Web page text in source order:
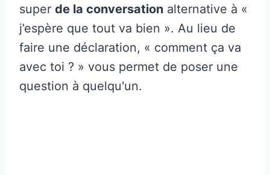
super de la conversation alternative à «
j’espère que tout va bien ». Au lieu de
faire une déclaration, « comment ça va
avec toi ? » vous permet de poser une
question à quelqu'un.